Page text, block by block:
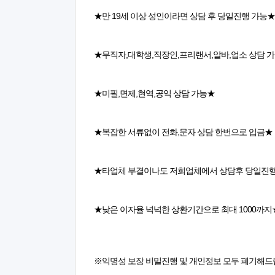
★만 19세 이상 성인이라면 상담 후 당일진행 가능★
★무직자,대학생,직장인,프리랜서,알바,업소 상담
★미필,면제,현역,공익 상담 가능★
★복잡한 서류없이 전화,문자 상담 한번으로 입금★
★타업체 부결이나도 저희업체에서 상담후 당일진
★낮은 이자율 넉넉한 상환기간으로 최대 1000까
※익명성 보장 비밀진행 및 개인정보 모두 폐기해드